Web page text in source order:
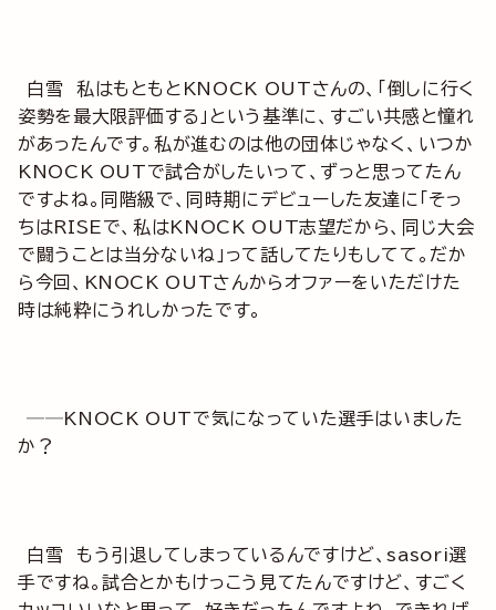
白雪 私はもともとKNOCK OUTさんの、「倒しに行く
姿勢を最大限評価する」という基準に、すごい共感と憧れ
があったんです。私が進むのは他の団体じゃなく、いつか
KNOCK OUTで試合がしたいって、ずっと思ってたん
ですよね。同階級で、同時期にデビューした友達に「そっ
ちはRISEで、私はKNOCK OUT志望だから、同じ大会
で闘うことは当分ないね」って話してたりもしてて。だか
ら今回、KNOCK OUTさんからオファーをいただけた
時は純粋にうれしかったです。
──KNOCK OUTで気になっていた選手はいました
か？
白雪 もう引退してしまっているんですけど、sasori選
手ですね。試合とかもけっこう見てたんですけど、すごく